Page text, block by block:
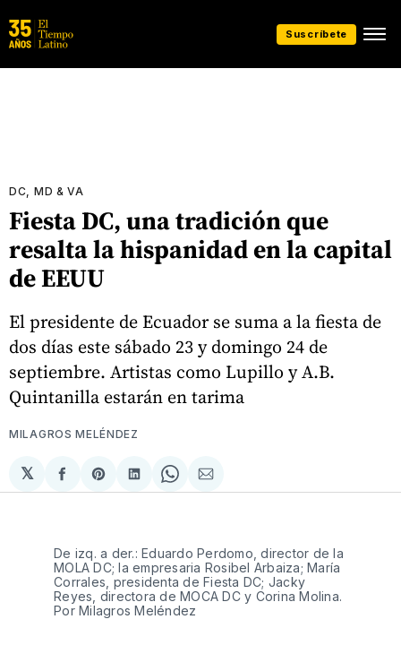
Suscríbete
DC, MD & VA
Fiesta DC, una tradición que
resalta la hispanidad en la capital
de EEUU
El presidente de Ecuador se suma a la fiesta de
dos días este sábado 23 y domingo 24 de
septiembre. Artistas como Lupillo y A.B.
Quintanilla estarán en tarima
MILAGROS MELÉNDEZ
𝕏
Compartir
en
Share
on
Compartir
en
Share
on
Compartir
via
De izq. a der.: Eduardo Perdomo, director de la
MOLA DC; la empresaria Rosibel Arbaiza; María
Corrales, presidenta de Fiesta DC; Jacky
Reyes, directora de MOCA DC y Corina Molina.
Por Milagros Meléndez